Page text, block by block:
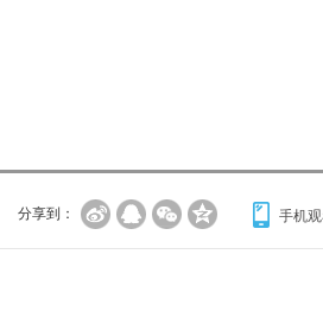
分享到： 手机